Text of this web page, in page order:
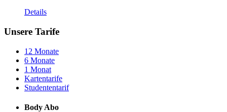
Details
Unsere Tarife
12 Monate
6 Monate
1 Monat
Kartentarife
Studententarif
Body Abo